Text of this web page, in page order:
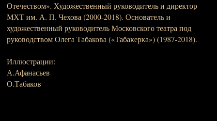
Отечеством». Художественный руководитель и директор
МХТ им. А. П. Чехова (2000-2018). Основатель и
художественный руководитель Московского театра под
руководством Олега Табакова («Табакерка») (1987-2018).
Иллюстрации:
А.Афанасьев
О.Табаков